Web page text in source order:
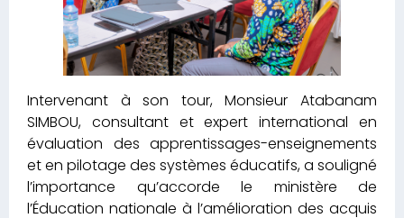
Intervenant à son tour, Monsieur Atabanam
SIMBOU, consultant et expert international en
évaluation des apprentissages-enseignements
et en pilotage des systèmes éducatifs, a souligné
l’importance qu’accorde le ministère de
l’Éducation nationale à l’amélioration des acquis